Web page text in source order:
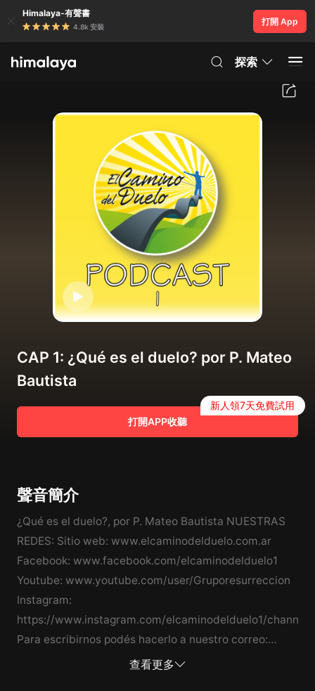
Himalaya-有聲書
4.8k 安裝
打開 App
探索
CAP 1: ¿Qué es el duelo? por P. Mateo
Bautista
打開APP收聽
新人領7天免費試用
聲音簡介
¿Qué es el duelo?, por P. Mateo Bautista NUESTRAS
REDES: Sitio web: www.elcaminodelduelo.com.ar
Facebook: www.facebook.com/elcaminodelduelo1
Youtube: www.youtube.com/user/Gruporesurreccion
Instagram:
https://www.instagram.com/elcaminodelduelo1/channel/
Para escribirnos podés hacerlo a nuestro correo:
contacto@elcaminodelduelo.com.ar Mi nombre es
查看更多